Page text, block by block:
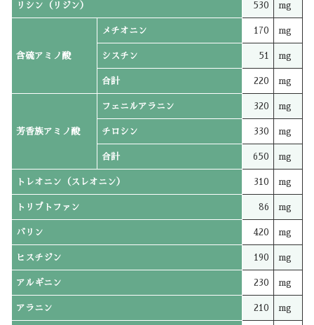
リシン（リジン） 530 mg
含硫アミノ酸
メチオニン 170 mg
シスチン 51 mg
合計 220 mg
芳香族アミノ酸
フェニルアラニン 320 mg
チロシン 330 mg
合計 650 mg
トレオニン（スレオニン） 310 mg
トリプトファン 86 mg
バリン 420 mg
ヒスチジン 190 mg
アルギニン 230 mg
アラニン 210 mg